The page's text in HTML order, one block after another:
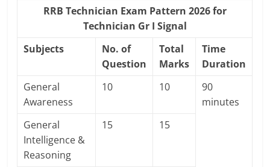
RRB Technician Exam Pattern 2026 for
Technician Gr I Signal
Subjects
No. of
Question
Total
Marks
Time
Duration
General
Awareness
10 10
90
minutes
General
Intelligence &
Reasoning
15 15